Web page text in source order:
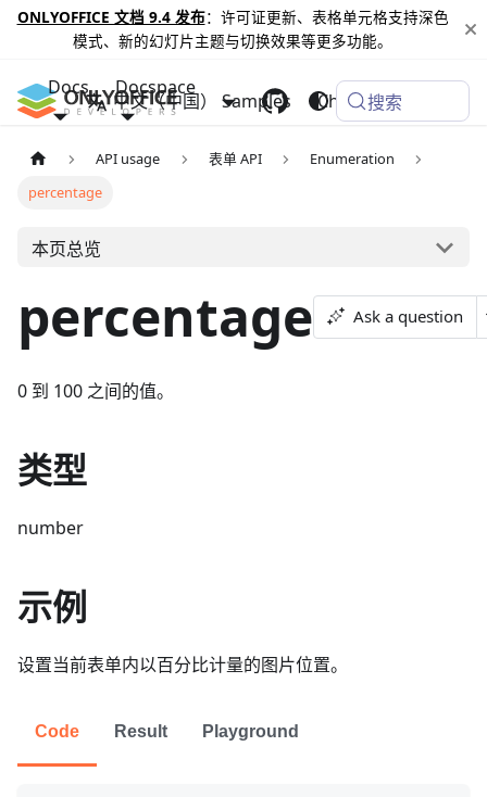
ONLYOFFICE 文档 9.4 发布：许可证更新、表格单元格支持深色
模式、新的幻灯片主题与切换效果等更多功能。
Docs Docspace
Samples Changelog
中文（中国） 搜索
API usage 表单 API
Enumeration
percentage
本页总览
percentage Ask a question
0 到 100 之间的值。
类型
number
示例
设置当前表单内以百分比计量的图片位置。
Code Result Playground